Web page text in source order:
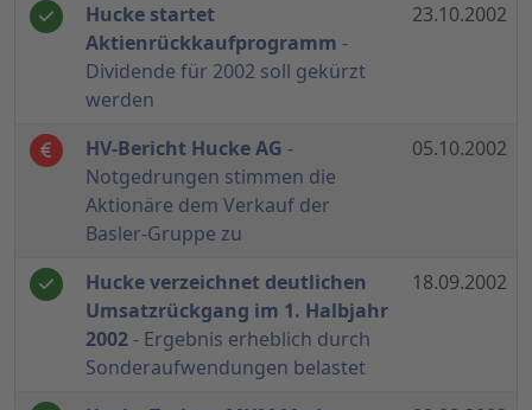
Hucke startet
Aktienrückkaufprogramm -
Dividende für 2002 soll gekürzt
werden
23.10.2002
HV-Bericht Hucke AG -
Notgedrungen stimmen die
Aktionäre dem Verkauf der
Basler-Gruppe zu
05.10.2002
Hucke verzeichnet deutlichen
Umsatzrückgang im 1. Halbjahr
2002- Ergebnis erheblich durch
Sonderaufwendungen belastet
18.09.2002